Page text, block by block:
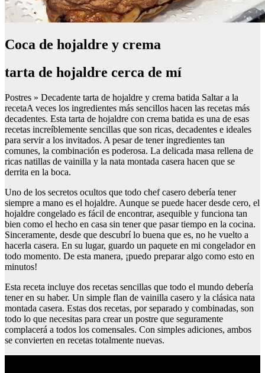
Coca de hojaldre y crema
tarta de hojaldre cerca de mí
Postres » Decadente tarta de hojaldre y crema batida Saltar a la
recetaA veces los ingredientes más sencillos hacen las recetas más
decadentes. Esta tarta de hojaldre con crema batida es una de esas
recetas increíblemente sencillas que son ricas, decadentes e ideales
para servir a los invitados. A pesar de tener ingredientes tan
comunes, la combinación es poderosa. La delicada masa rellena de
ricas natillas de vainilla y la nata montada casera hacen que se
derrita en la boca.
Uno de los secretos ocultos que todo chef casero debería tener
siempre a mano es el hojaldre. Aunque se puede hacer desde cero, el
hojaldre congelado es fácil de encontrar, asequible y funciona tan
bien como el hecho en casa sin tener que pasar tiempo en la cocina.
Sinceramente, desde que descubrí lo buena que es, no he vuelto a
hacerla casera. En su lugar, guardo un paquete en mi congelador en
todo momento. De esta manera, ¡puedo preparar algo como esto en
minutos!
Esta receta incluye dos recetas sencillas que todo el mundo debería
tener en su haber. Un simple flan de vainilla casero y la clásica nata
montada casera. Estas dos recetas, por separado y combinadas, son
todo lo que necesitas para crear un postre que seguramente
complacerá a todos los comensales. Con simples adiciones, ambos
se convierten en recetas totalmente nuevas.